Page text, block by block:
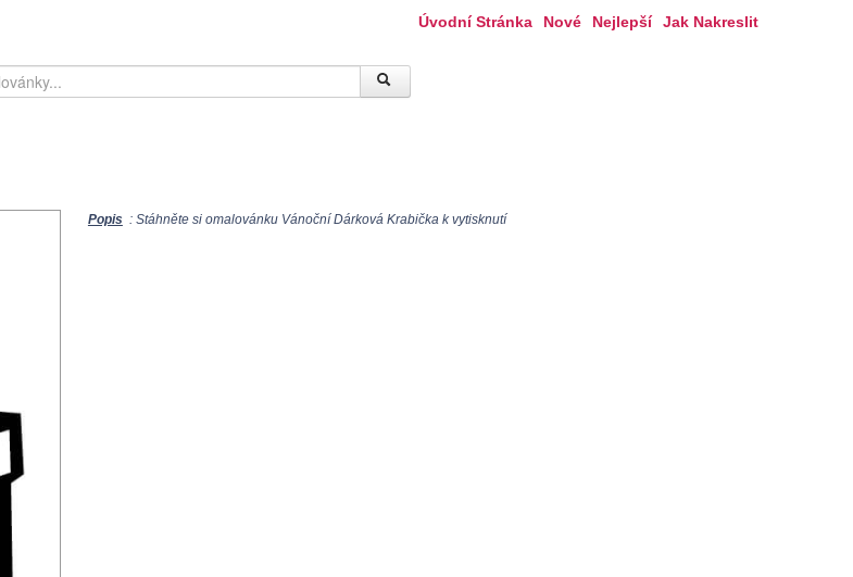
Úvodní Stránka Nové Nejlepší Jak Nakreslit
Popis : Stáhněte si omalovánku Vánoční Dárková Krabička k vytisknutí